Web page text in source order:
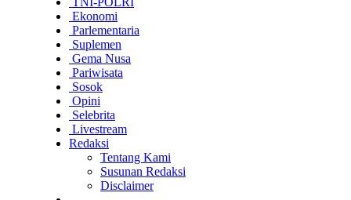
Ekonomi
Parlementaria
Suplemen
Gema Nusa
Pariwisata
Sosok
Opini
Selebrita
Livestream
Redaksi
Tentang Kami
Susunan Redaksi
Disclaimer